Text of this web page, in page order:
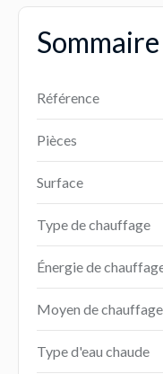
Sommaire
Référence
Pièces
Surface
Type de chauffage
Énergie de
Moyen de chauffage
Type d'eau chaude